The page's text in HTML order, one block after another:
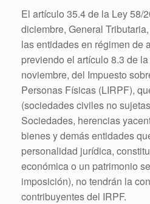
El artículo 35.4 de la Ley 58/
diciembre, General
las entidades en régimen de
previendo el artículo 8.3 de
noviembre, del Impuesto
Personas Físicas (LIRPF),
(sociedades civiles no
Sociedades, herencias
bienes y demás entidades
personalidad jurídica,
económica o un patrimonio
imposición), no tendrán la
contribuyentes del IRPF.